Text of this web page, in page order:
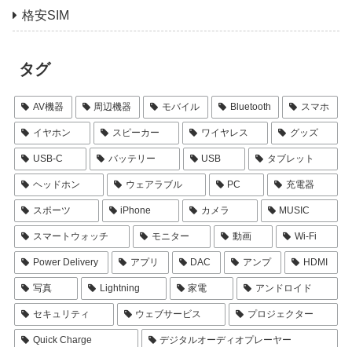
格安SIM
タグ
AV機器 周辺機器 モバイル Bluetooth スマホ
イヤホン スピーカー ワイヤレス グッズ
USB-C バッテリー USB タブレット
ヘッドホン ウェアラブル PC 充電器
スポーツ iPhone カメラ MUSIC
スマートウォッチ モニター 動画 Wi-Fi
Power Delivery アプリ DAC アンプ HDMI
写真 Lightning 家電 アンドロイド
セキュリティ ウェブサービス プロジェクター
Quick Charge デジタルオーディオプレーヤー